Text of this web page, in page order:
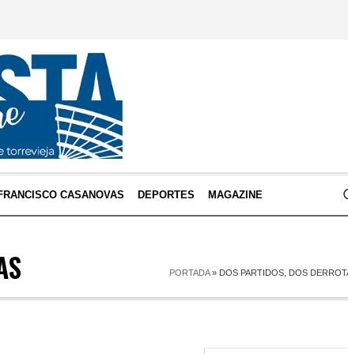
CASANOVAS DEPORTES MAGAZINE
PORTADA» DOS PARTIDOS, DOS